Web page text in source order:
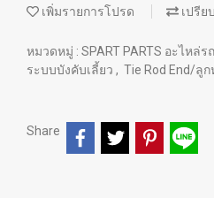
เพิ่มรายการโปรด เปรีย
หมวดหมู่ : SPART PARTS อะไหล่ร
ระบบบังคับเลี้ยว , Tie Rod End/ลู
Share